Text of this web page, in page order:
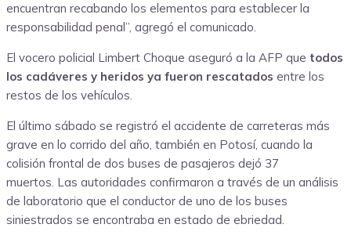
encuentran recabando los elementos para establecer la
responsabilidad penal”, agregó el comunicado.
El vocero policial Limbert Choque aseguró a la AFP que todos
los cadáveres y heridos ya fueron rescatados entre los
restos de los vehículos.
El último sábado se registró el accidente de carreteras más
grave en lo corrido del año, también en Potosí, cuando la
colisión frontal de dos buses de pasajeros dejó 37
muertos. Las autoridades confirmaron a través de un análisis
de laboratorio que el conductor de uno de los buses
siniestrados se encontraba en estado de ebriedad.